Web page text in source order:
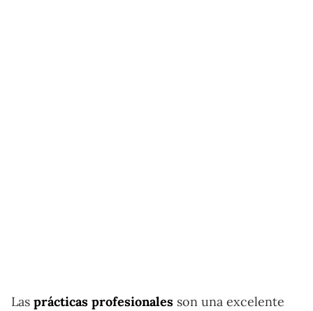
Las prácticas profesionales son una excelente